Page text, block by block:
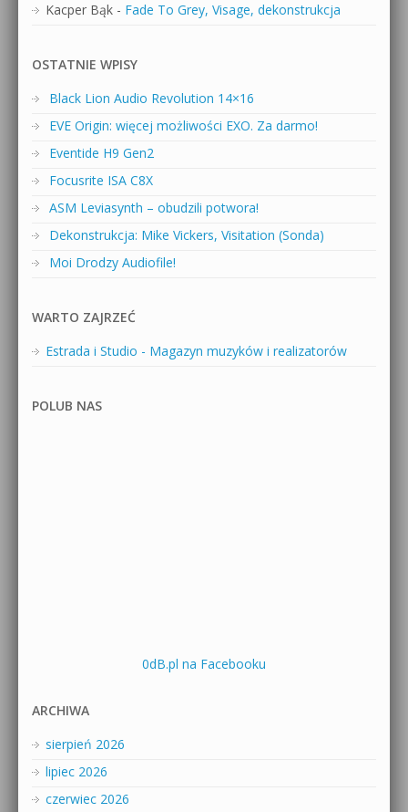
Kacper Bąk - Fade To Grey, Visage, dekonstrukcja
OSTATNIE WPISY
Black Lion Audio Revolution 14×16
EVE Origin: więcej możliwości EXO. Za darmo!
Eventide H9 Gen2
Focusrite ISA C8X
ASM Leviasynth – obudzili potwora!
Dekonstrukcja: Mike Vickers, Visitation (Sonda)
Moi Drodzy Audiofile!
WARTO ZAJRZEĆ
Estrada i Studio - Magazyn muzyków i realizatorów
POLUB NAS
0dB.pl na Facebooku
ARCHIWA
sierpień 2026
lipiec 2026
czerwiec 2026